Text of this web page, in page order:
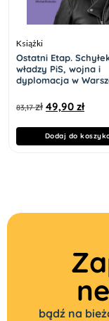
Książki
Ostatni Etap.
władzy PiS, wojna i
dyplomacja w
83,17zł 49,90 zł
Dodaj do
bądź na